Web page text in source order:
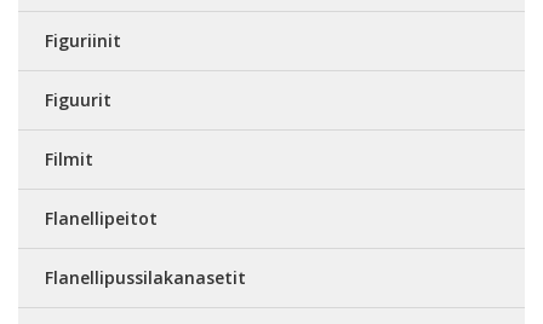
Figuriinit
Figuurit
Filmit
Flanellipeitot
Flanellipussilakanasetit